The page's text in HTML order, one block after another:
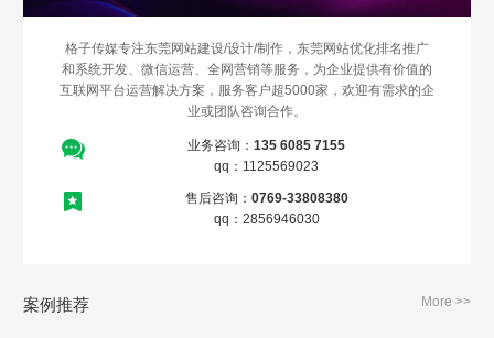
格子传媒专注东莞网站建设/设计/制作，东莞网站优化排名推广
和系统开发、微信运营、全网营销等服务，为企业提供有价值的
互联网平台运营解决方案，服务客户超5000家，欢迎有需求的企
业或团队咨询合作。
业务咨询： 135 6085 7155
qq：1125569023
售后咨询： 0769-33808380
qq：2856946030
案例推荐 More >>
Are you ready?
不怕就请留下您的需求及联系方式，我们会第一时间送上问候的。